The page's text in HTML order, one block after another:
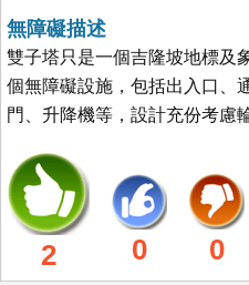
無障礙描述
雙子塔只是一個吉隆坡地標及
個無障礙設施，包括出入口、
門、升降機等，設計充份考慮
2 0 0